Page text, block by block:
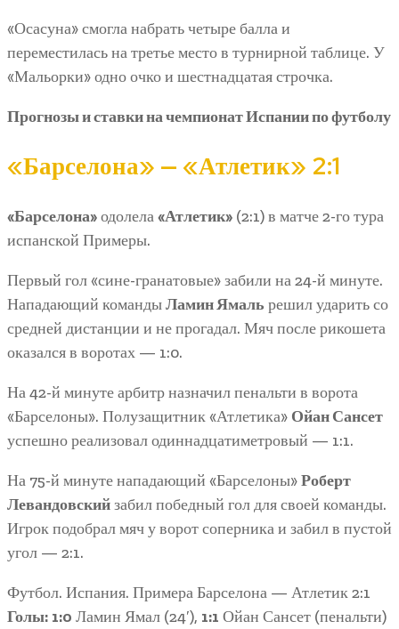
«Осасуна» смогла набрать четыре балла и
переместилась на третье место в турнирной таблице. У
«Мальорки» одно очко и шестнадцатая строчка.
Прогнозы и ставки на чемпионат Испании по футболу
«Барселона» — «Атлетик» 2:1
«Барселона»одолела«Атлетик» (2:1) в матче 2-го тура
испанской Примеры.
Первый гол «сине-гранатовые» забили на 24-й минуте.
Нападающий командыЛамин Ямаль решил ударить со
средней дистанции и не прогадал. Мяч после рикошета
оказался в воротах — 1:0.
На 42-й минуте арбитр назначил пенальти в ворота
«Барселоны». Полузащитник «Атлетика» Ойан Сансет
успешно реализовал одиннадцатиметровый — 1:1.
На 75-й минуте нападающий «Барселоны»Роберт
Левандовскийзабил победный гол для своей команды.
Игрок подобрал мяч у ворот соперника и забил в пустой
угол — 2:1.
Футбол. Испания. Примера Барселона — Атлетик 2:1
Голы: 1:0 Ламин Ямал (24′), 1:1 Ойан Сансет (пенальти)